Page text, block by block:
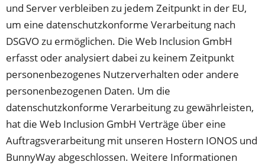
und Server verbleiben zu jedem Zeitpunkt in der EU,
um eine datenschutzkonforme Verarbeitung nach
DSGVO zu ermöglichen. Die Web Inclusion GmbH
erfasst oder analysiert dabei zu keinem Zeitpunkt
personenbezogenes Nutzerverhalten oder andere
personenbezogenen Daten. Um die
datenschutzkonforme Verarbeitung zu gewährleisten,
hat die Web Inclusion GmbH Verträge über eine
Auftragsverarbeitung mit unseren Hostern IONOS und
BunnyWay abgeschlossen. Weitere Informationen